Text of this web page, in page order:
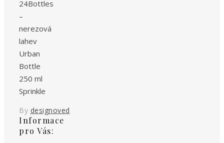
24Bottles
–
nerezová
lahev
Urban
Bottle
250 ml
Sprinkle
By designoved
Informace
pro Vás: